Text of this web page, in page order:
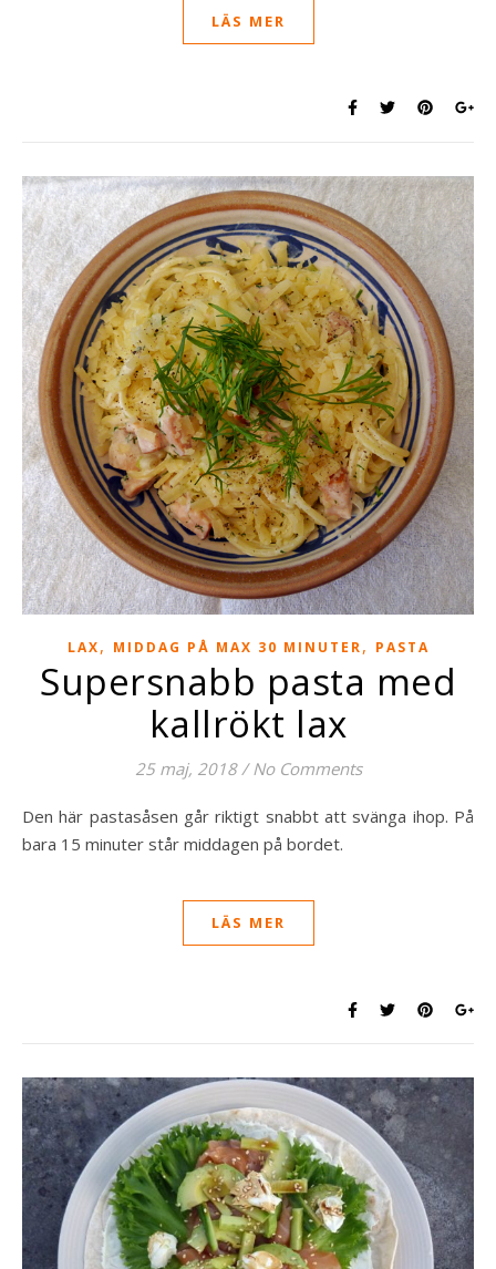
LÄS MER
LAX, MIDDAG PÅ MAX 30 MINUTER, PASTA
Supersnabb pasta med
kallrökt lax
25 maj, 2018 / No Comments
Den här pastasåsen går riktigt snabbt att svänga ihop. På
bara 15 minuter står middagen på bordet.
LÄS MER